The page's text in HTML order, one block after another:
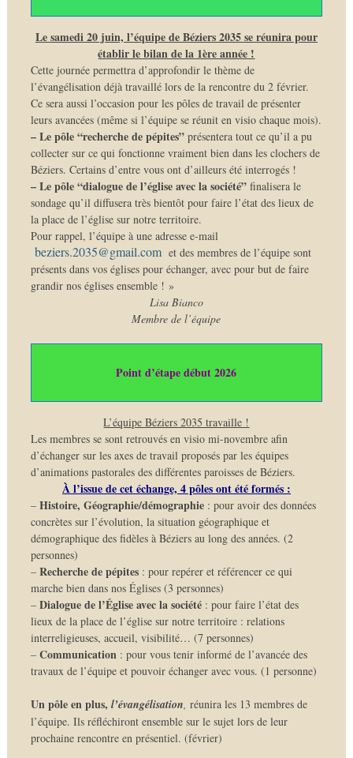
Le samedi 20 juin, l’équipe de Béziers 2035 se réunira pour
établir le bilan de la 1ère année !
Cette journée permettra d’approfondir le thème de
l’évangélisation déjà travaillé lors de la rencontre du 2 février.
Ce sera aussi l’occasion pour les pôles de travail de présenter
leurs avancées (même si l’équipe se réunit en visio chaque mois).
– Le pôle “recherche de pépites”présentera tout ce qu’il a pu
collecter sur ce qui fonctionne vraiment bien dans les clochers de
Béziers. Certains d’entre vous ont d’ailleurs été interrogés !
– Le pôle “dialogue de l’église avec la société”finalisera le
sondage qu’il diffusera très bientôt pour faire l’état des lieux de
la place de l’église sur notre territoire.
Pour rappel, l’équipe à une adresse e-mail
beziers.2035@gmail.comet des membres de l’équipe sont
présents dans vos églises pour échanger, avec pour but de faire
grandir nos églises ensemble ! »
Lisa Bianco
Membre de l’équipe
Point d’étape début 2026
L’équipe Béziers 2035 travaille !
Les membres se sont retrouvés en visio mi-novembre afin
d’échanger sur les axes de travail proposés par les équipes
d’animations pastorales des différentes paroisses de Béziers.
À l’issue de cet échange, 4 pôles ont été formés :
– Histoire, Géographie/démographie: pour avoir des données
concrètes sur l’évolution, la situation géographique et
démographique des fidèles à Béziers au long des années. (2
personnes)
– Recherche de pépites: pour repérer et référencer ce qui
marche bien dans nos Églises (3 personnes)
– Dialogue de l’Église avec la société: pour faire l’état des
lieux de la place de l’église sur notre territoire : relations
interreligieuses, accueil, visibilité… (7 personnes)
– Communication: pour vous tenir informé de l’avancée des
travaux de l’équipe et pouvoir échanger avec vous. (1 personne)
Un pôle en plus, l’évangélisation, réunira les 13 membres de
l’équipe. Ils réfléchiront ensemble sur le sujet lors de leur
prochaine rencontre en présentiel. (février)